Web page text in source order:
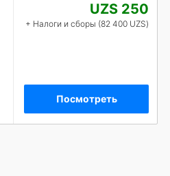
UZS 250
+ Налоги и сборы (82 400 UZS)
Посмотреть